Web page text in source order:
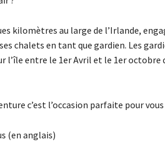
kilomètres au large de l’Irlande,
chalets en tant que gardien. Les
entre le 1er Avril et le 1er octobre
c’est l’occasion parfaite pour vous
(en anglais)